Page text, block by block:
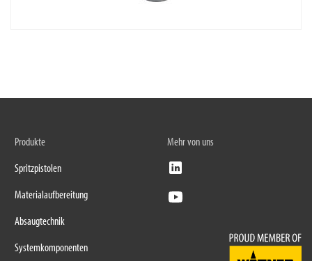
Produkte
Spritzpistolen
Materialaufbereitung
Absaugtechnik
Systemkomponenten
Mehr von uns